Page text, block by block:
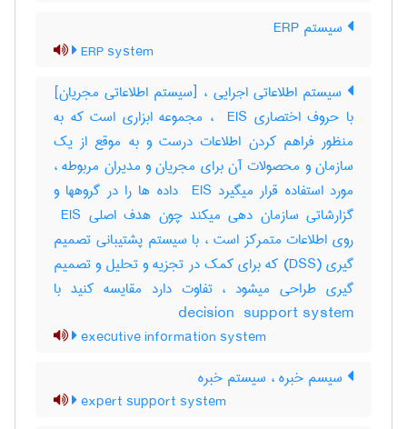
سیستم ERP
ERP system
سیستم اطلاعاتی اجرایی ، [سیستم اطلاعاتی مجریان]
با حروف اختصاری ‎ EIS ، مجموعه ابزاری است که به
منظور فراهم کردن اطلاعات درست و به موقع از یک
سازمان و محصولات آن برای مجریان و مدیران مربوطه ،
مورد استفاده قرار میگیرد ‎ EIS داده ها را در گروهها و
گزارشاتی سازمان دهی میکند چون هدف اصلی ‎ EIS
روی اطلاعات متمرکز است ، با سیستم پشتیبانی تصمیم
گیری (‎DSS) که برای کمک در تجزیه و تحلیل و تصمیم
گیری طراحی میشود ، تفاوت دارد مقایسه کنید با
‎decision ‎ support system
executive information system
سیسم خبره ، سیستم خبره
expert support system